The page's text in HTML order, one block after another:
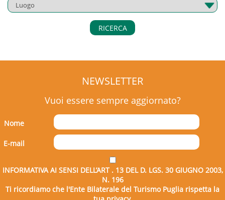
RICERCA
NEWSLETTER
Vuoi essere sempre aggiornato?
Nome
E-mail
INFORMATIVA AI SENSI DELL’ART . 13 DEL D. LGS. 30 GIUGNO 2003,
N. 196
Ti ricordiamo che l'Ente Bilaterale del Turismo Puglia rispetta la